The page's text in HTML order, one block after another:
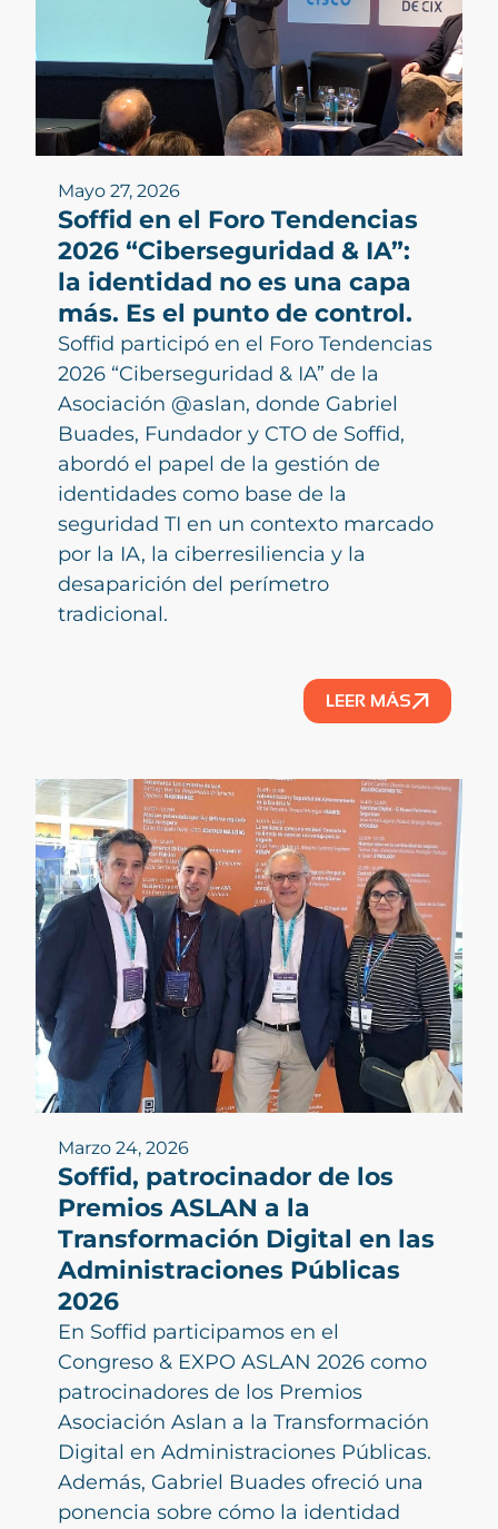
Mayo 27, 2026
Soffid en el Foro Tendencias
2026 “Ciberseguridad & IA”:
la identidad no es una capa
más. Es el punto de control.
Soffid participó en el Foro Tendencias
2026 “Ciberseguridad & IA” de la
Asociación @aslan, donde Gabriel
Buades, Fundador y CTO de Soffid,
abordó el papel de la gestión de
identidades como base de la
seguridad TI en un contexto marcado
por la IA, la ciberresiliencia y la
desaparición del perímetro
tradicional.
LEER MÁS
Marzo 24, 2026
Soffid, patrocinador de los
Premios ASLAN a la
Transformación Digital en las
Administraciones Públicas
2026
En Soffid participamos en el
Congreso & EXPO ASLAN 2026 como
patrocinadores de los Premios
Asociación Aslan a la Transformación
Digital en Administraciones Públicas.
Además, Gabriel Buades ofreció una
ponencia sobre cómo la identidad